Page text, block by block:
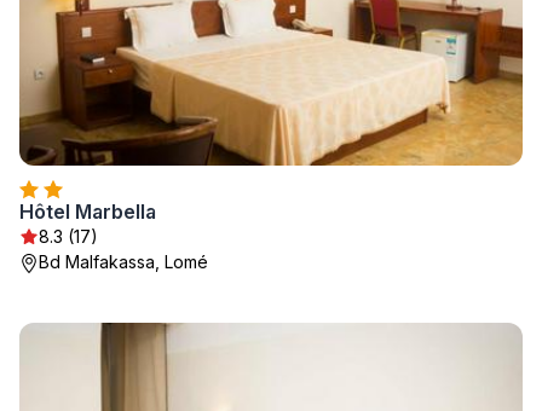
Hôtel Marbella
8.3 (17)
Bd Malfakassa, Lomé